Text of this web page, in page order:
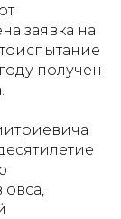
заявка на
получен